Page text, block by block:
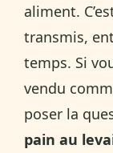
aliment.
transmis,
temps. Si
vendu
poser la
pain au